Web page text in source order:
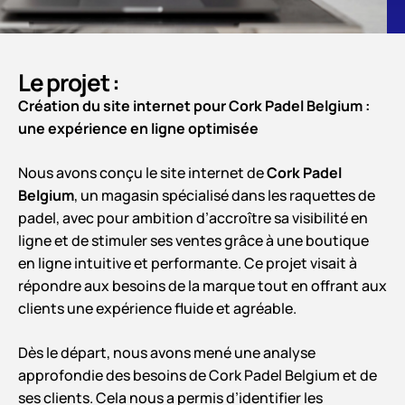
Le projet :
Création du site internet pour Cork Padel Belgium :
une expérience en ligne optimisée
Nous avons conçu le site internet deCork Padel
Belgium, un magasin spécialisé dans les raquettes de
padel, avec pour ambition d’accroître sa visibilité en
ligne et de stimuler ses ventes grâce à une boutique
en ligne intuitive et performante. Ce projet visait à
répondre aux besoins de la marque tout en offrant aux
clients une expérience fluide et agréable.
Dès le départ, nous avons mené une analyse
approfondie des besoins de Cork Padel Belgium et de
ses clients. Cela nous a permis d’identifier les